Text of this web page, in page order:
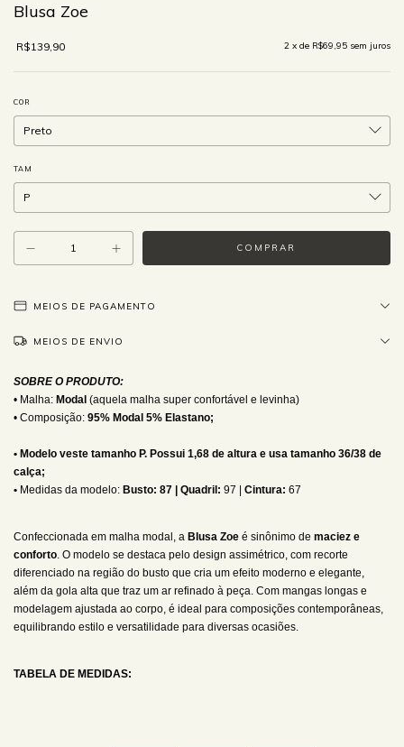
Blusa Zoe
R$139,90 2 x de R$69,95 sem juros
COR
TAM
MEIOS DE PAGAMENTO
MEIOS DE ENVIO
SOBRE O PRODUTO:
• Malha: Modal (aquela malha super confortável e levinha)
• Composição: 95% Modal 5% Elastano;
• Modelo veste tamanho P. Possui 1,68 de altura e usa tamanho 36/38 de
calça;
• Medidas da modelo: Busto: 87 | Quadril: 97 | Cintura: 67
Confeccionada em malha modal, a Blusa Zoe é sinônimo de maciez e
conforto. O modelo se destaca pelo design assimétrico, com recorte
diferenciado na região do busto que cria um efeito moderno e elegante,
além da gola alta que traz um ar refinado à peça. Com mangas longas e
modelagem ajustada ao corpo, é ideal para composições contemporâneas,
equilibrando estilo e versatilidade para diversas ocasiões.
TABELA DE MEDIDAS: